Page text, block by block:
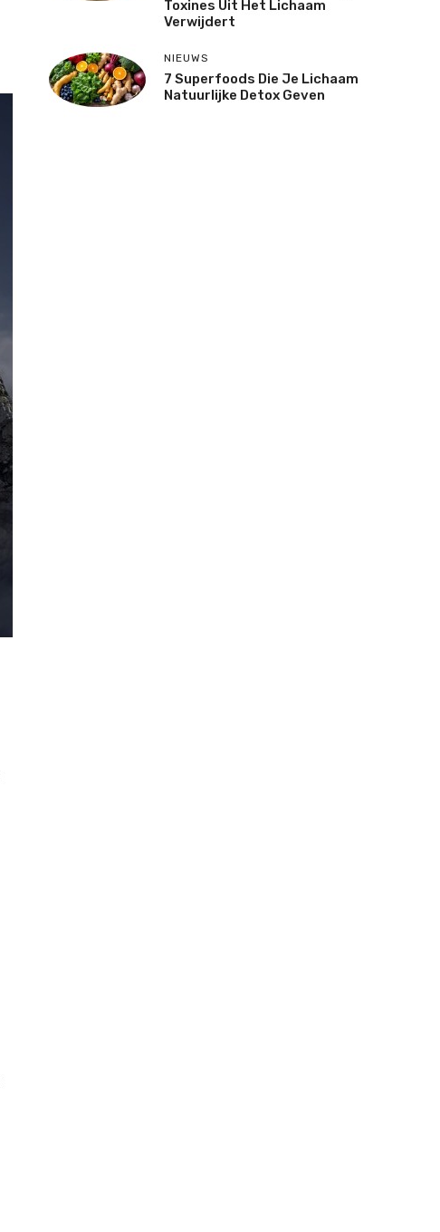
Toxines Uit Het Lichaam
Verwijdert
NIEUWS
7 Superfoods Die Je Lichaam
Natuurlijke Detox Geven